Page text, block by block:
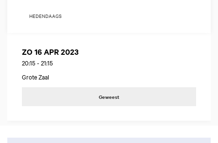
HEDENDAAGS
ZO 16 APR 2023
20:15 - 21:15
Grote Zaal
Geweest